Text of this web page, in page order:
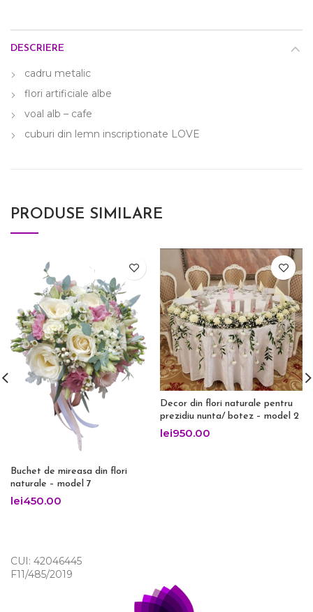
DESCRIERE
cadru metalic
flori artificiale albe
voal alb – cafe
cuburi din lemn inscriptionate LOVE
PRODUSE SIMILARE
Buchet de mireasa din flori
naturale – model 7
lei450.00
Decor din flori naturale pentru
prezidiu nunta/ botez – model 2
lei950.00
CUI: 42046445
F11/485/2019